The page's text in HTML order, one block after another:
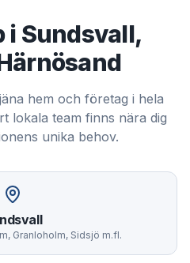
i Sundsvall,
hem och företag i hela
lokala team finns nära dig
unika behov.
Granloholm, Sidsjö m.fl.